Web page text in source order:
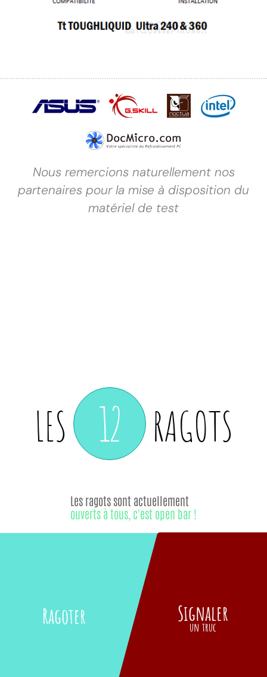
Nous remercions naturellement nos
partenaires pour la mise à disposition du
matériel de test
LES 12 RAGOTS
Ragoter
Les ragots sont actuellement
ouverts à tous, c'est open bar !
Signaler
un truc